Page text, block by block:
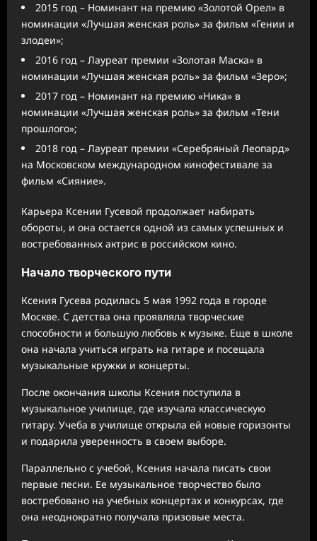
2015 год – Номинант на премию «Золотой Орел» в
номинации «Лучшая женская роль» за фильм «Гении и
злодеи»;
2016 год – Лауреат премии «Золотая Маска» в
номинации «Лучшая женская роль» за фильм «Зеро»;
2017 год – Номинант на премию «Ника» в
номинации «Лучшая женская роль» за фильм «Тени
прошлого»;
2018 год – Лауреат премии «Серебряный Леопард»
на Московском международном кинофестивале за
фильм «Сияние».
Карьера Ксении Гусевой продолжает набирать
обороты, и она остается одной из самых успешных и
востребованных актрис в российском кино.
Начало творческого пути
Ксения Гусева родилась 5 мая 1992 года в городе
Москве. С детства она проявляла творческие
способности и большую любовь к музыке. Еще в школе
она начала учиться играть на гитаре и посещала
музыкальные кружки и концерты.
После окончания школы Ксения поступила в
музыкальное училище, где изучала классическую
гитару. Учеба в училище открыла ей новые горизонты
и подарила уверенность в своем выборе.
Параллельно с учебой, Ксения начала писать свои
первые песни. Ее музыкальное творчество было
востребовано на учебных концертах и конкурсах, где
она неоднократно получала призовые места.